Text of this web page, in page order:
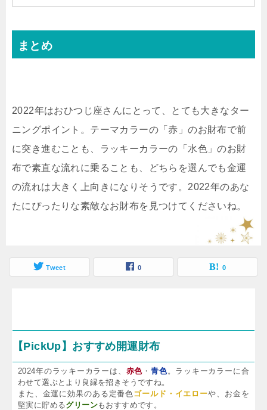
まとめ
2022年はおひつじ座さんにとって、とても大きなター
ニングポイント。テーマカラーの「赤」のお財布で前
に突き進むことも、ラッキーカラーの「水色」のお財
布で素直な流れに乗ることも、どちらを選んでも金運
の流れは大きく上向きになりそうです。2022年のあな
たにぴったりな素敵なお財布を見つけてくださいね。
Tweet 0 0
【PickUp】おすすめ開運財布
2024年のラッキーカラーは、 赤色 ・ 青色。ラッキーカラーに合
わせて選ぶとより良縁を招きそうですね。
また、金運に効果のある定番色ゴールド・イエローや、お金を
堅実に貯めるグリーンもおすすめです。